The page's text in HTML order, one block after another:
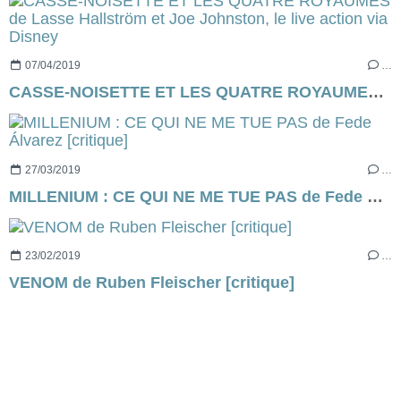
07/04/2019 …
CASSE-NOISETTE ET LES QUATRE ROYAUMES de Lasse Hallström et Joe Johnston, le live action via Disney
27/03/2019 …
MILLENIUM : CE QUI NE ME TUE PAS de Fede Álvarez [critique]
23/02/2019 …
VENOM de Ruben Fleischer [critique]